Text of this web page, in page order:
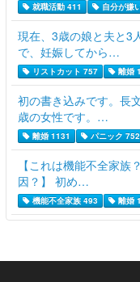
就職活動 411 自分が嫌
現在、3歳の娘と夫と3
で、妊娠してから…
リストカット 757 離婚
初の書き込みです。長
歳の女性です。…
離婚 1131 パニック 752
【これは機能不全家族
因？】 初め…
機能不全家族 493 離婚